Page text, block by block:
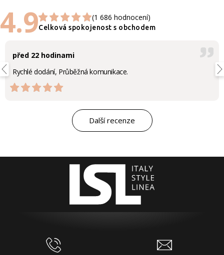
4.9 (1 686 hodnocení)
Celková spokojenost s obchodem
před 22 hodinami
Rychlé dodání, Průběžná komunikace.
Další recenze